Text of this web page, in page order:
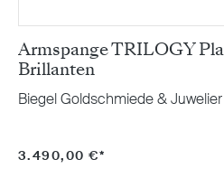
Armspange TRILOGY Platin 950 mit
Brillanten
Biegel Goldschmiede & Juwelier
3.490,00 €*